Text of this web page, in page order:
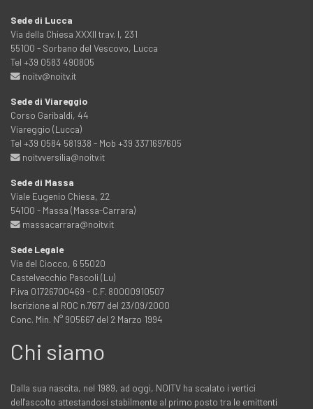
Sede di Lucca
Via della Chiesa XXXII trav. I, 231
55100 - Sorbano del Vescovo, Lucca
Tel +39 0583 490805
noitv@noitv.it
Sede di Viareggio
Corso Garibaldi, 44
Viareggio (Lucca)
Tel +39 0584 581938 - Mob +39 3371697605
noitvversilia@noitv.it
Sede di Massa
Viale Eugenio Chiesa, 22
54100 - Massa (Massa-Carrara)
massacarrara@noitv.it
Sede Legale
Via del Ciocco, 6 55020
Castelvecchio Pascoli (Lu)
P.iva 01726700469 - C.F. 80000910507
Iscrizione al ROC n.7677 del 23/09/2000
Conc. Min. N° 905667 del 2 Marzo 1994
Chi siamo
Dalla sua nascita, nel 1989, ad oggi, NOITV ha scalato i vertici
dell'ascolto attestandosi stabilmente al primo posto tra le emittenti